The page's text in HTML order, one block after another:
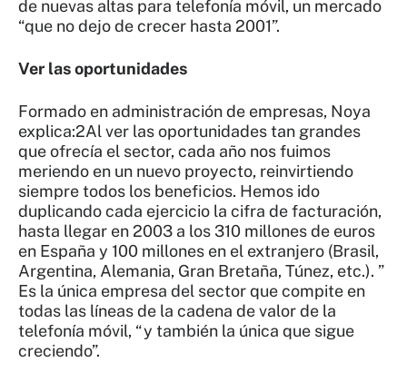
de nuevas altas para telefonía móvil, un mercado
“que no dejo de crecer hasta 2001”.
Ver las oportunidades
Formado en administración de empresas, Noya
explica:2Al ver las oportunidades tan grandes
que ofrecía el sector, cada año nos fuimos
meriendo en un nuevo proyecto, reinvirtiendo
siempre todos los beneficios. Hemos ido
duplicando cada ejercicio la cifra de facturación,
hasta llegar en 2003 a los 310 millones de euros
en España y 100 millones en el extranjero (Brasil,
Argentina, Alemania, Gran Bretaña, Túnez, etc.). ”
Es la única empresa del sector que compite en
todas las líneas de la cadena de valor de la
telefonía móvil, “y también la única que sigue
creciendo”.